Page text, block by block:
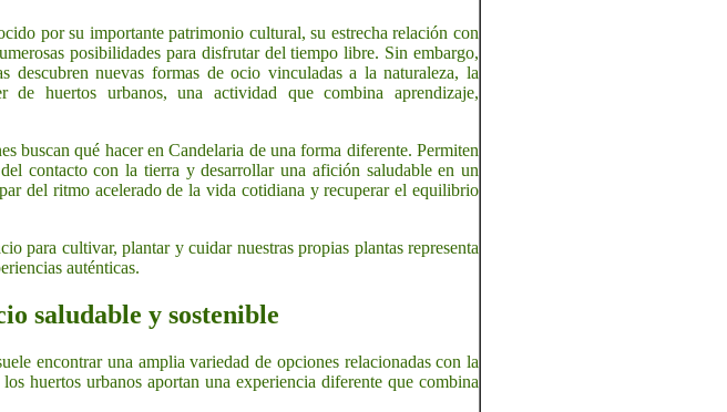
por su importante patrimonio cultural, su estrecha relación con
posibilidades para disfrutar del tiempo libre. Sin embargo,
descubren nuevas formas de ocio vinculadas a la naturaleza, la
huertos urbanos, una actividad que combina aprendizaje,
buscan qué hacer en Candelaria de una forma diferente. Permiten
contacto con la tierra y desarrollar una afición saludable en un
del ritmo acelerado de la vida cotidiana y recuperar el equilibrio
para cultivar, plantar y cuidar nuestras propias plantas representa
auténticas.
saludable y sostenible
encontrar una amplia variedad de opciones relacionadas con la
huertos urbanos aportan una experiencia diferente que combina